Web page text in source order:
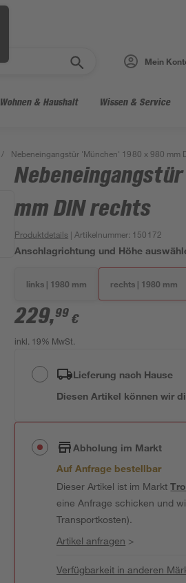
Mein
Wohnen & Haushalt Wissen & Service
/ Nebeneingangstür 'München' 1980 x 980 mm
mm DIN rechts
Produktdetails | Artikelnummer: 150172
Anschlagrichtung und Höhe
links | 1980 mm rechts | 1980 mm
229,99 €
inkl. 19% MwSt.
Lieferung nach Hause
Diesen Artikel können wir
Abholung im Markt
Auf Anfrage bestellbar
Dieser Artikel ist im Markt
eine Anfrage schicken und
Transportkosten).
Artikel anfragen >
Verfügbarkeit in anderen